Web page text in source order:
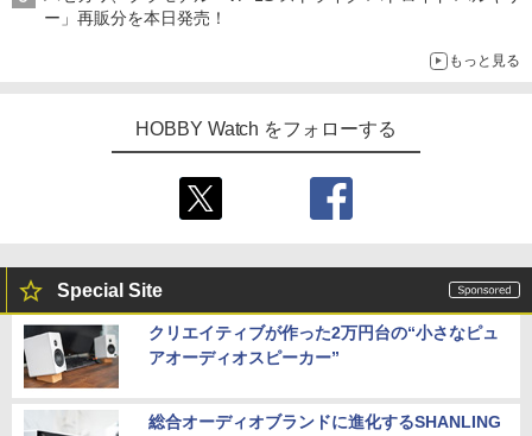
ー」再販分を本日発売！
もっと見る
HOBBY Watch をフォローする
Special Site
クリエイティブが作った2万円台の“小さなピュ
アオーディオスピーカー”
総合オーディオブランドに進化するSHANLING